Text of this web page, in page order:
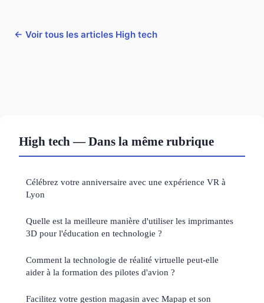
← Voir tous les articles High tech
High tech — Dans la même rubrique
Célébrez votre anniversaire avec une expérience VR à
Lyon
Quelle est la meilleure manière d'utiliser les imprimantes
3D pour l'éducation en technologie ?
Comment la technologie de réalité virtuelle peut-elle
aider à la formation des pilotes d'avion ?
Facilitez votre gestion magasin avec Mapap et son